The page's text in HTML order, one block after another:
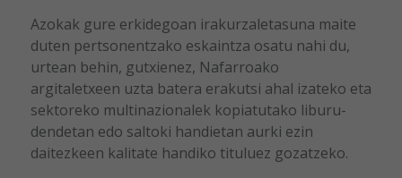
Azokak gure erkidegoan irakurzaletasuna maite
duten pertsonentzako eskaintza osatu nahi du,
urtean behin, gutxienez, Nafarroako
argitaletxeen uzta batera erakutsi ahal izateko eta
sektoreko multinazionalek kopiatutako liburu-
dendetan edo saltoki handietan aurki ezin
daitezkeen kalitate handiko tituluez gozatzeko.